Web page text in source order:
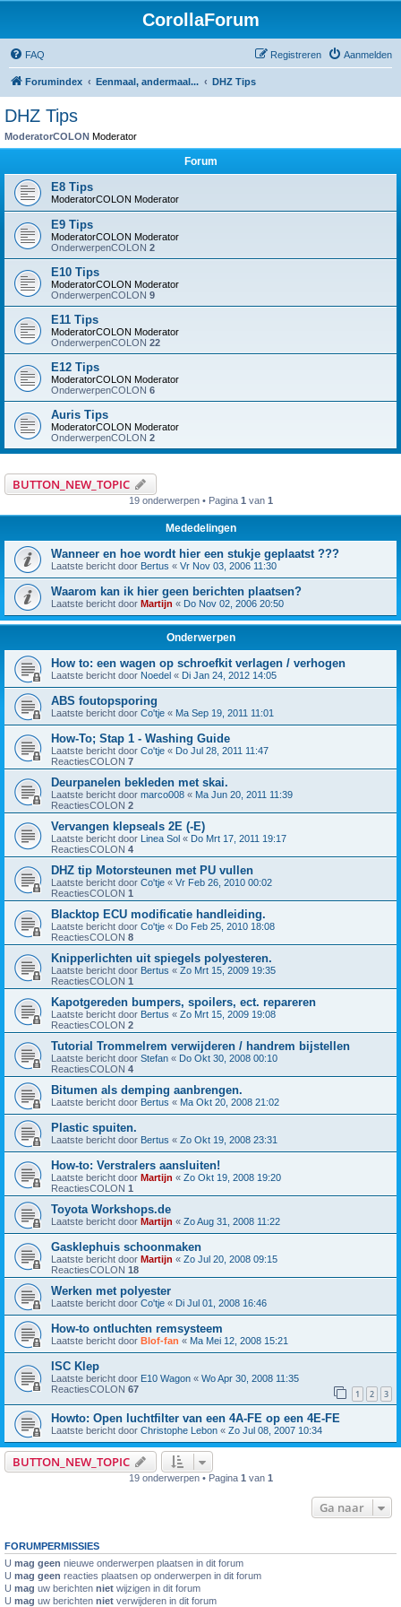
CorollaForum
FAQ Aanmelden
Registreren
Forumindex Eenmaal, andermaal... DHZ Tips
DHZ Tips
ModeratorCOLON Moderator
Forum
E8 Tips
ModeratorCOLON Moderator
E9 Tips
ModeratorCOLON Moderator
OnderwerpenCOLON 2
E10 Tips
ModeratorCOLON Moderator
OnderwerpenCOLON 9
E11 Tips
ModeratorCOLON Moderator
OnderwerpenCOLON 22
E12 Tips
ModeratorCOLON Moderator
OnderwerpenCOLON 6
Auris Tips
ModeratorCOLON Moderator
OnderwerpenCOLON 2
BUTTON_NEW_TOPIC
19 onderwerpen • Pagina 1 van 1
Mededelingen
Wanneer en hoe wordt hier een stukje geplaatst ???
Laatste bericht door Bertus « Vr Nov 03, 2006 11:30
Waarom kan ik hier geen berichten plaatsen?
Laatste bericht door Martijn « Do Nov 02, 2006 20:50
Onderwerpen
How to: een wagen op schroefkit verlagen / verhogen
Laatste bericht door Noedel « Di Jan 24, 2012 14:05
ABS foutopsporing
Laatste bericht door Co'tje « Ma Sep 19, 2011 11:01
How-To; Stap 1 - Washing Guide
Laatste bericht door Co'tje « Do Jul 28, 2011 11:47
ReactiesCOLON 7
Deurpanelen bekleden met skai.
Laatste bericht door marco008 « Ma Jun 20, 2011 11:39
ReactiesCOLON 2
Vervangen klepseals 2E (-E)
Laatste bericht door Linea Sol « Do Mrt 17, 2011 19:17
ReactiesCOLON 4
DHZ tip Motorsteunen met PU vullen
Laatste bericht door Co'tje « Vr Feb 26, 2010 00:02
ReactiesCOLON 1
Blacktop ECU modificatie handleiding.
Laatste bericht door Co'tje « Do Feb 25, 2010 18:08
ReactiesCOLON 8
Knipperlichten uit spiegels polyesteren.
Laatste bericht door Bertus « Zo Mrt 15, 2009 19:35
ReactiesCOLON 1
Kapotgereden bumpers, spoilers, ect. repareren
Laatste bericht door Bertus « Zo Mrt 15, 2009 19:08
ReactiesCOLON 2
Tutorial Trommelrem verwijderen / handrem bijstellen
Laatste bericht door Stefan « Do Okt 30, 2008 00:10
ReactiesCOLON 4
Bitumen als demping aanbrengen.
Laatste bericht door Bertus « Ma Okt 20, 2008 21:02
Plastic spuiten.
Laatste bericht door Bertus « Zo Okt 19, 2008 23:31
How-to: Verstralers aansluiten!
Laatste bericht door Martijn « Zo Okt 19, 2008 19:20
ReactiesCOLON 1
Toyota Workshops.de
Laatste bericht door Martijn « Zo Aug 31, 2008 11:22
Gasklephuis schoonmaken
Laatste bericht door Martijn « Zo Jul 20, 2008 09:15
ReactiesCOLON 18
Werken met polyester
Laatste bericht door Co'tje « Di Jul 01, 2008 16:46
How-to ontluchten remsysteem
Laatste bericht door Blof-fan « Ma Mei 12, 2008 15:21
ISC Klep
Laatste bericht door E10 Wagon « Wo Apr 30, 2008 11:35
ReactiesCOLON 67 1 2 3
Howto: Open luchtfilter van een 4A-FE op een 4E-FE
Laatste bericht door Christophe Lebon « Zo Jul 08, 2007 10:34
BUTTON_NEW_TOPIC
19 onderwerpen • Pagina 1 van 1
Ga naar
FORUMPERMISSIES
U mag geen nieuwe onderwerpen plaatsen in dit forum
U mag geen reacties plaatsen op onderwerpen in dit forum
U mag uw berichten niet wijzigen in dit forum
U mag uw berichten niet verwijderen in dit forum